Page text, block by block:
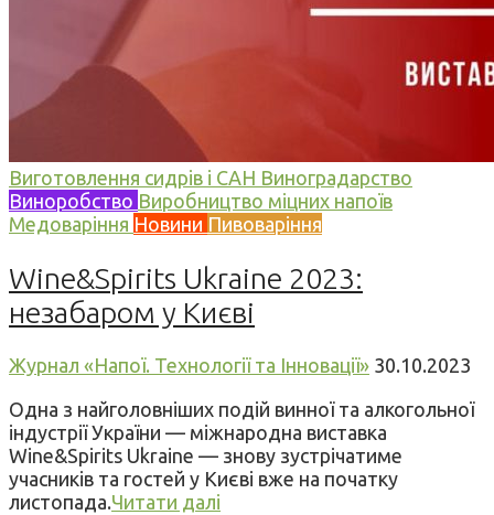
Виготовлення сидрів і САН Виноградарство
Виноробство Виробництво міцних напоїв
Медоваріння Новини Пивоваріння
Wine&Spirits Ukraine 2023:
незабаром у Києві
Журнал «Напої. Технології та Інновації» 30.10.2023
Одна з найголовніших подій винної та алкогольної
індустрії України — міжнародна виставка
Wine&Spirits Ukraine — знову зустрічатиме
учасників та гостей у Києві вже на початку
листопада.Читати далі